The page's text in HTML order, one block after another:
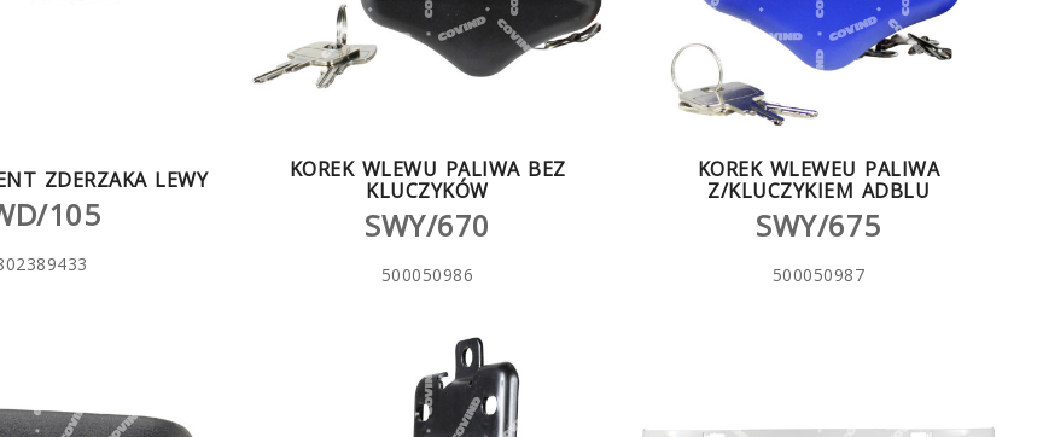
ZDERZAKA LEWY
105
KOREK WLEWU PALIWA BEZ
KLUCZYKÓW
SWY/670
500050986
KOREK WLEWEU PALIWA
Z/KLUCZYKIEM ADBLU
SWY/675
500050987